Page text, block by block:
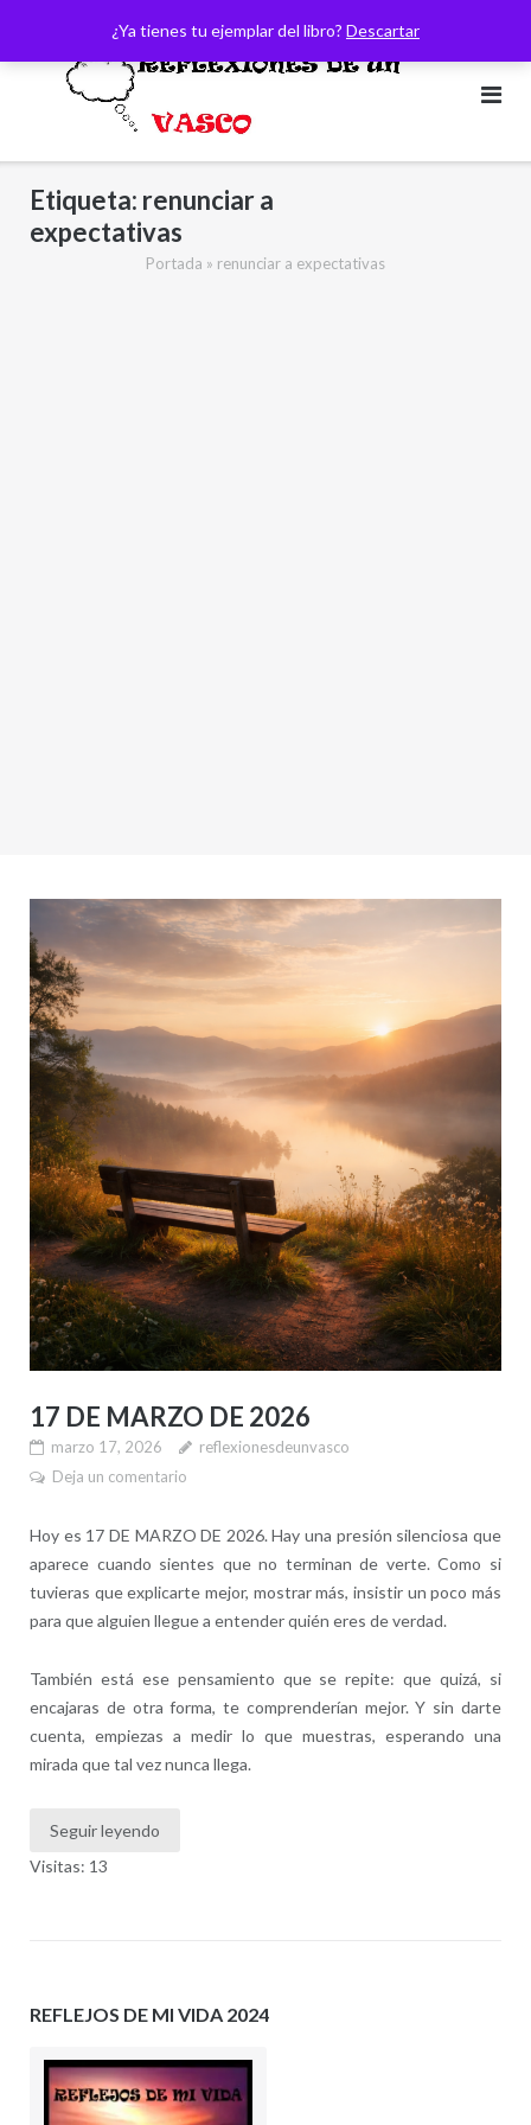
¿Ya tienes tu ejemplar del libro? Descartar
contenido
Etiqueta: renunciar a
expectativas
Portada » renunciar a expectativas
17 DE MARZO DE 2026
marzo 17, 2026
reflexionesdeunvasco
Deja un comentario
Hoy es 17 DE MARZO DE 2026. Hay una presión silenciosa que
aparece cuando sientes que no terminan de verte. Como si
tuvieras que explicarte mejor, mostrar más, insistir un poco más
para que alguien llegue a entender quién eres de verdad.
También está ese pensamiento que se repite: que quizá, si
encajaras de otra forma, te comprenderían mejor. Y sin darte
cuenta, empiezas a medir lo que muestras, esperando una
mirada que tal vez nunca llega.
Seguir leyendo
Visitas: 13
REFLEJOS DE MI VIDA 2024